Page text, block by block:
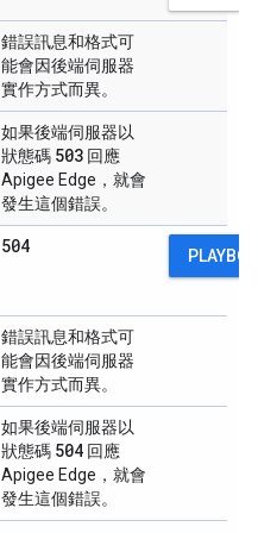
錯誤訊息和格式可
能會因後端伺服器
實作方式而異。
如果後端伺服器以
狀態碼 503 回應
Apigee Edge，就會
發生這個錯誤。
504
錯誤訊息和格式可
能會因後端伺服器
實作方式而異。
如果後端伺服器以
狀態碼 504 回應
Apigee Edge，就會
發生這個錯誤。